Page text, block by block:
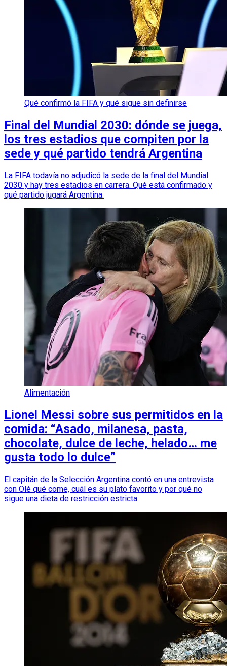
Qué confirmó la FIFA y qué sigue sin definirse
Final del Mundial 2030: dónde se juega,
los tres estadios que compiten por la
sede y qué partido tendrá Argentina
La FIFA todavía no adjudicó la sede de la final del Mundial
2030 y hay tres estadios en carrera. Qué está confirmado y
qué partido jugará Argentina.
Alimentación
Lionel Messi sobre sus permitidos en la
comida: “Asado, milanesa, pasta,
chocolate, dulce de leche, helado… me
gusta todo lo dulce”
El capitán de la Selección Argentina contó en una entrevista
con Olé qué come, cuál es su plato favorito y por qué no
sigue una dieta de restricción estricta.